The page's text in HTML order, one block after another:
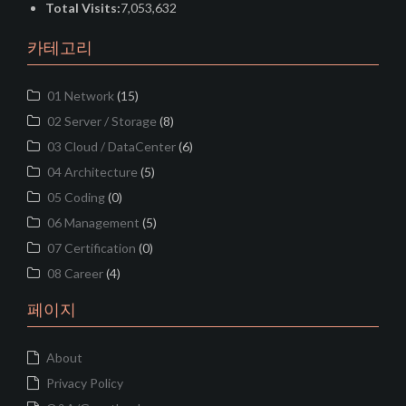
Total Visits:7,053,632
카테고리
01 Network (15)
02 Server / Storage (8)
03 Cloud / DataCenter(6)
04 Architecture (5)
05 Coding(0)
06 Management (5)
07 Certification (0)
08 Career(4)
페이지
About
Privacy Policy